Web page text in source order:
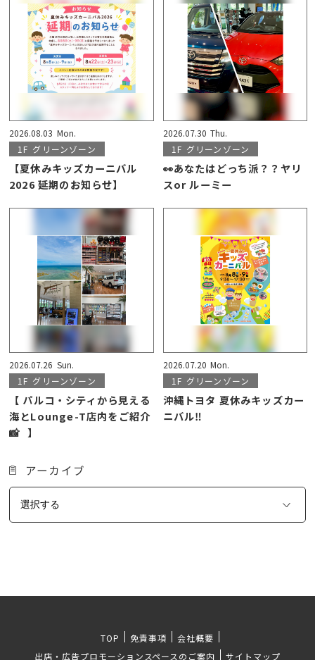
2026.08.03 Mon.
1F グリーンゾーン
【夏休みキッズカーニバル
2026 延期のお知らせ】
2026.07.30 Thu.
1F グリーンゾーン
👀あなたはどっち派？？ヤリ
スor ルーミー
2026.07.26 Sun.
1F グリーンゾーン
【 パルコ・シティから見える
海とLounge-T店内をご紹介
📸⠀】
2026.07.20 Mon.
1F グリーンゾーン
沖縄トヨタ 夏休みキッズカー
ニバル‼️
アーカイブ
TOP 免責事項
会社概要
出店・広告プロモーションスペースのご案内
サイトマップ